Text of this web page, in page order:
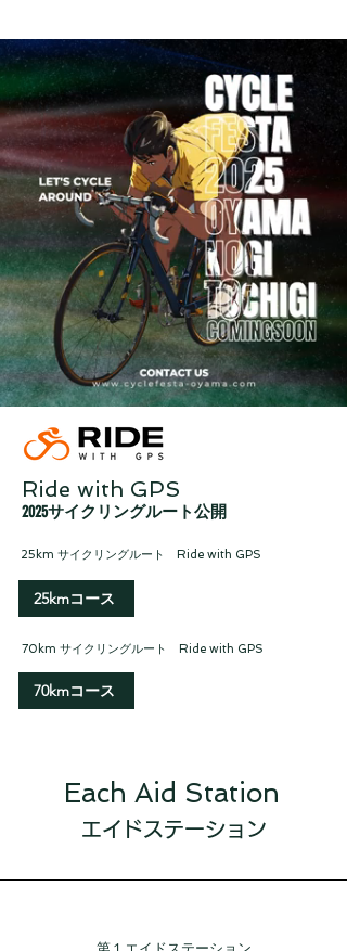
Ride with GPS
​2025サイクリングルート公開
25km サイクリングルート Ride with GPS
25kmコース
70km サイクリングルート Ride with GPS
70kmコース
Each Aid Station
エイドステーション